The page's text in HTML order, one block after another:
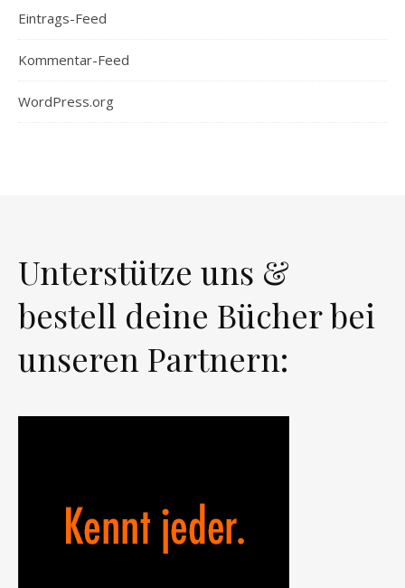
Eintrags-Feed
Kommentar-Feed
WordPress.org
Unterstütze uns &
bestell deine Bücher bei
unseren Partnern: